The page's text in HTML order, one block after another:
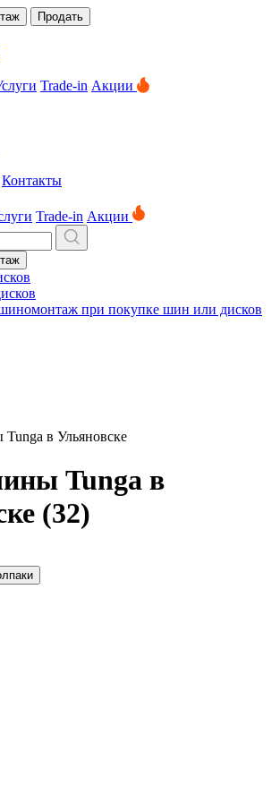
Продать
Trade-in Акции
Контакты
Trade-in Акции
в Ульяновске
Tunga в
(32)